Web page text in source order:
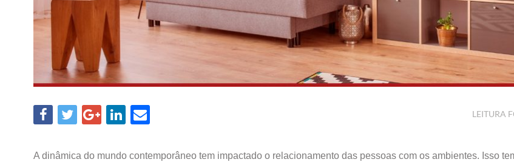
LEITURA
A dinâmica do mundo contemporâneo tem impactado o relacionamento das pessoas com os ambientes. Isso